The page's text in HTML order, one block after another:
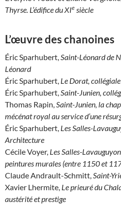
Thyrse. L’édifice du XIe siècle
L’œuvre des chanoines
Éric Sparhubert, Saint-Léonard de
Léonard
Éric Sparhubert, Le Dorat,
Éric Sparhubert, Saint-Junien,
Thomas Rapin, Saint-Junien, la
mécénat royal au service d’une
Éric Sparhubert, Les Salles-
Architecture
Cécile Voyer, Les Salles-
peintures murales (entre 1150 et
Claude Andrault-Schmitt, Saint-
Xavier Lhermite, Le prieuré du
austérité et prestige